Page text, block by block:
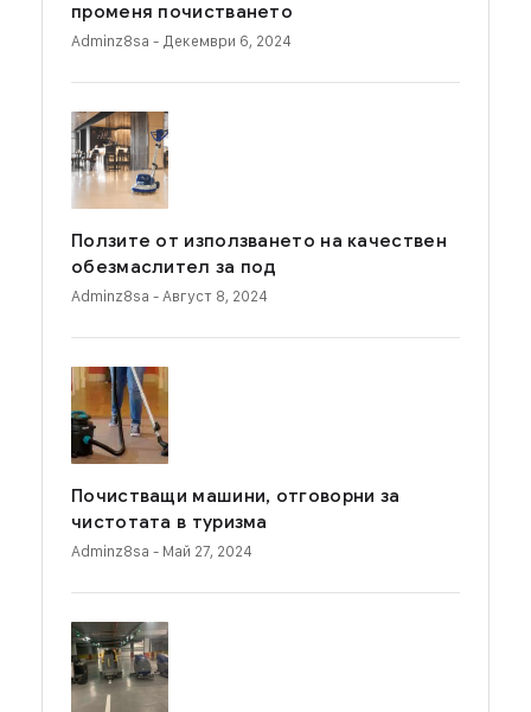
променя почистването
Adminz8sa - Декември 6, 2024
Ползите от използването на качествен
обезмаслител за под
Adminz8sa - Август 8, 2024
Почистващи машини, отговорни за
чистотата в туризма
Adminz8sa - Май 27, 2024